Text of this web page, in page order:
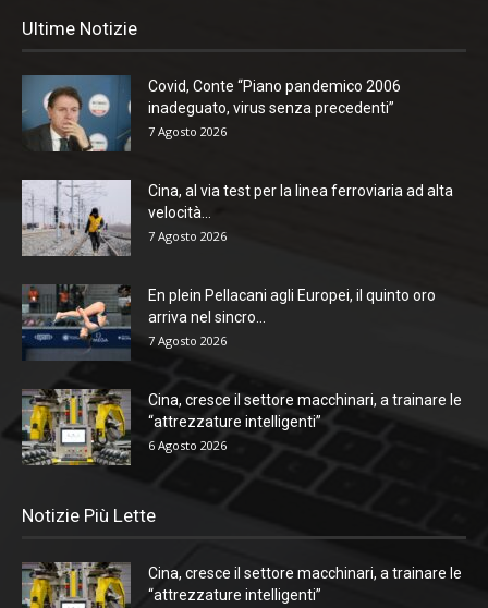
Ultime Notizie
Covid, Conte “Piano pandemico 2006
inadeguato, virus senza precedenti”
7 Agosto 2026
Cina, al via test per la linea ferroviaria ad alta
velocità...
7 Agosto 2026
En plein Pellacani agli Europei, il quinto oro
arriva nel sincro...
7 Agosto 2026
Cina, cresce il settore macchinari, a trainare le
“attrezzature intelligenti”
6 Agosto 2026
Notizie Più Lette
Cina, cresce il settore macchinari, a trainare le
“attrezzature intelligenti”